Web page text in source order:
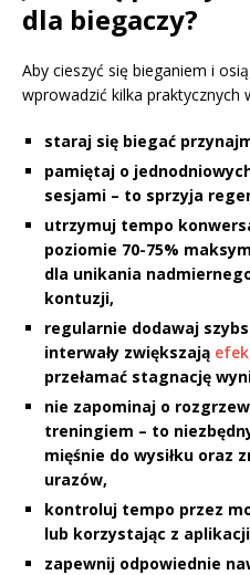
dla biegaczy?
Aby cieszyć się bieganiem i
wprowadzić kilka praktycznych
staraj się biegać
pamiętaj o
sesjami – to sprzyja
utrzymuj tempo
poziomie 70-75%
dla unikania
kontuzji,
regularnie dodawaj
interwały zwiększają
przełamać stagnację
nie zapominaj o
treningiem – to
mięśnie do wysiłku oraz
urazów,
kontroluj tempo przez
lub korzystając z
zapewnij odpowiednie